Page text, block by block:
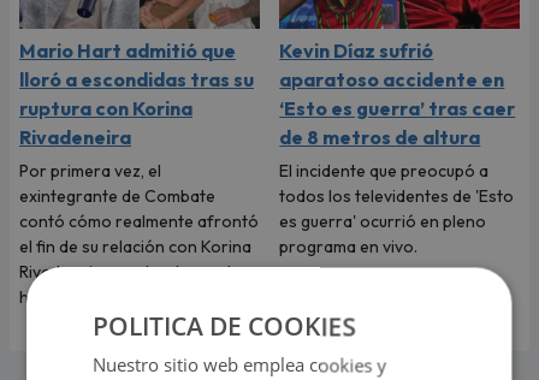
Mario Hart admitió que
lloró a escondidas tras su
ruptura con Korina
Rivadeneira
Por primera vez, el
exintegrante de Combate
contó cómo realmente afrontó
el fin de su relación con Korina
Rivadeneira, madre de sus dos
hijos.
Kevin Díaz sufrió
aparatoso accidente en
‘Esto es guerra’ tras caer
de 8 metros de altura
El incidente que preocupó a
todos los televidentes de 'Esto
es guerra' ocurrió en pleno
programa en vivo.
POLITICA DE COOKIES
Nuestro sitio web emplea cookies y